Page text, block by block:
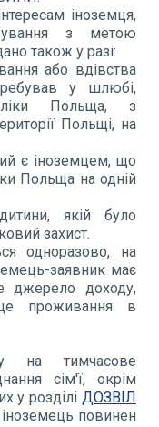
іноземця,
з метою
також у разі:
або вдівства
у шлюбі,
Польща, з
Польщі, на
є іноземцем, що
Польща на одній
якій було
захист.
одноразово, на
заявник має
джерело доходу,
проживання в
на тимчасове
сім'ї, окрім
у розділі ДОЗВІЛ
повинен